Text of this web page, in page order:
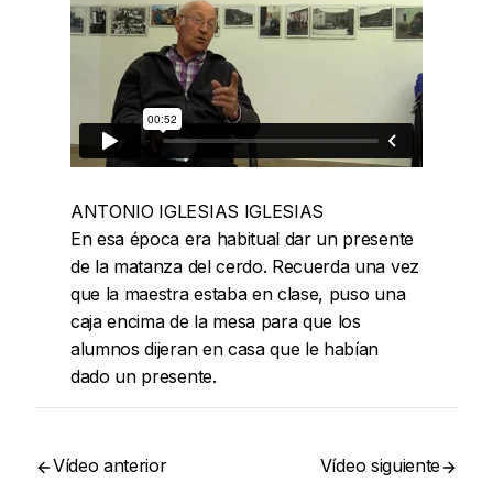
ANTONIO IGLESIAS IGLESIAS
En esa época era habitual dar un presente
de la matanza del cerdo. Recuerda una vez
que la maestra estaba en clase, puso una
caja encima de la mesa para que los
alumnos dijeran en casa que le habían
dado un presente.
Vídeo anterior Vídeo siguiente